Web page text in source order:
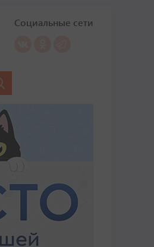
Социальные сети